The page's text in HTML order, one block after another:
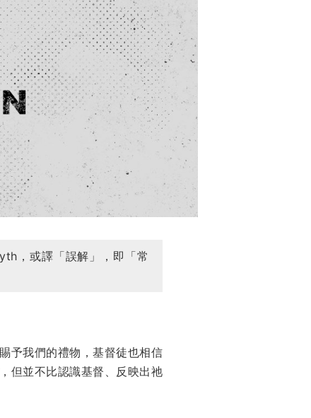
，或譯「誤解」，即「常
予我們的禮物，基督徒也相信
但並不比認識基督、反映出祂